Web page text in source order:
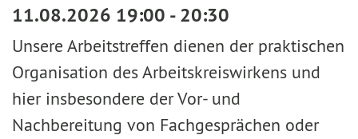
11.08.2026 19:00 - 20:30
Unsere Arbeitstreffen dienen der praktischen
Organisation des Arbeitskreiswirkens und
hier insbesondere der Vor- und
Nachbereitung von Fachgesprächen oder